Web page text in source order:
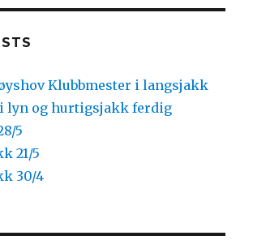
Klubbmester i langsjakk
lyn og hurtigsjakk ferdig
5
21/5
30/4